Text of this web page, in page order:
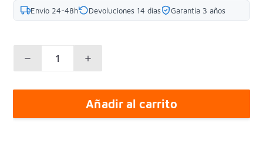
Envío 24-48h Devoluciones 14 días Garantía 3 años
Añadir al carrito